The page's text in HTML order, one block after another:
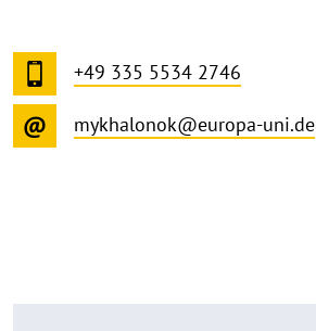
+49 335 5534 2746
mykhalonok@europa-uni.de